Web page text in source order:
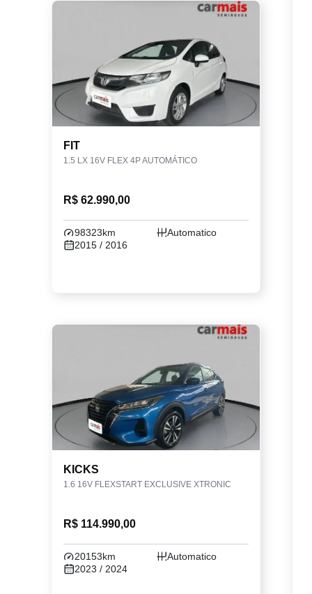
FIT
1.5 LX 16V FLEX 4P AUTOMÁTICO
R$ 62.990,00
98323km
Automatico
2015 / 2016
KICKS
1.6 16V FLEXSTART EXCLUSIVE XTRONIC
R$ 114.990,00
20153km
Automatico
2023 / 2024